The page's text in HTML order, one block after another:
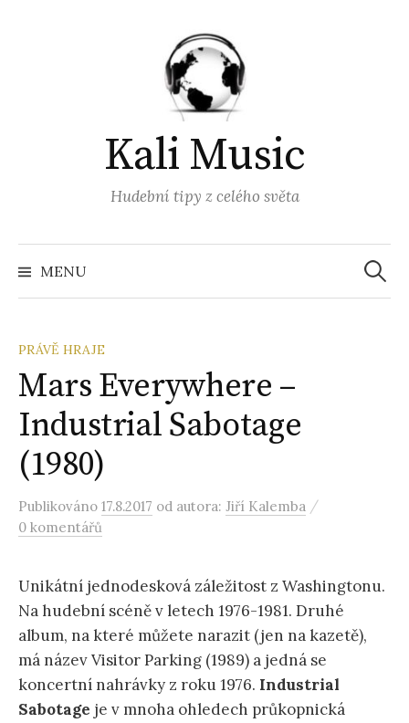
Kali Music
Hudební tipy z celého světa
MENU
PRÁVĚ HRAJE
Mars Everywhere –
Industrial Sabotage
(1980)
Publikováno 17.8.2017 od autora: Jiří Kalemba /
0 komentářů
Unikátní jednodesková záležitost z Washingtonu.
Na hudební scéně v letech 1976-1981. Druhé
album, na které můžete narazit (jen na kazetě),
má název Visitor Parking (1989) a jedná se
koncertní nahrávky z roku 1976. Industrial
Sabotage je v mnoha ohledech průkopnická